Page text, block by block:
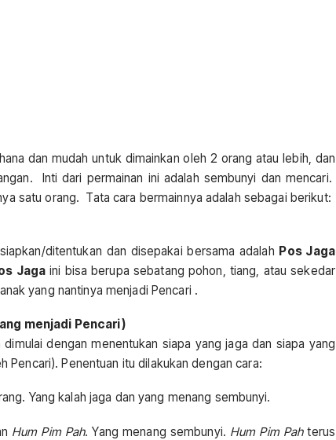
dan mudah untuk dimainkan oleh 2 orang atau lebih, dan
Inti dari permainan ini adalah sembunyi dan mencari.
satu orang. Tata cara bermainnya adalah sebagai berikut:
ditentukan dan disepakai bersama adalah Pos Jaga
Jaga ini bisa berupa sebatang pohon, tiang, atau sekedar
yang nantinya menjadi Pencari .
menjadi Pencari)
dengan menentukan siapa yang jaga dan siapa yang
Pencari). Penentuan itu dilakukan dengan cara:
Yang kalah jaga dan yang menang sembunyi.
Hum Pim Pah. Yang menang sembunyi. Hum Pim Pahterus